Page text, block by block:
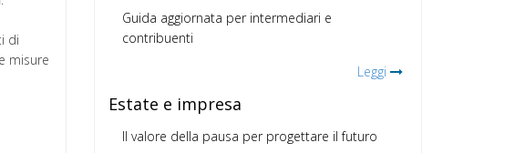
di
misure
Guida aggiornata per intermediari e
contribuenti
Leggi
Estate e impresa
Il valore della pausa per progettare il futuro